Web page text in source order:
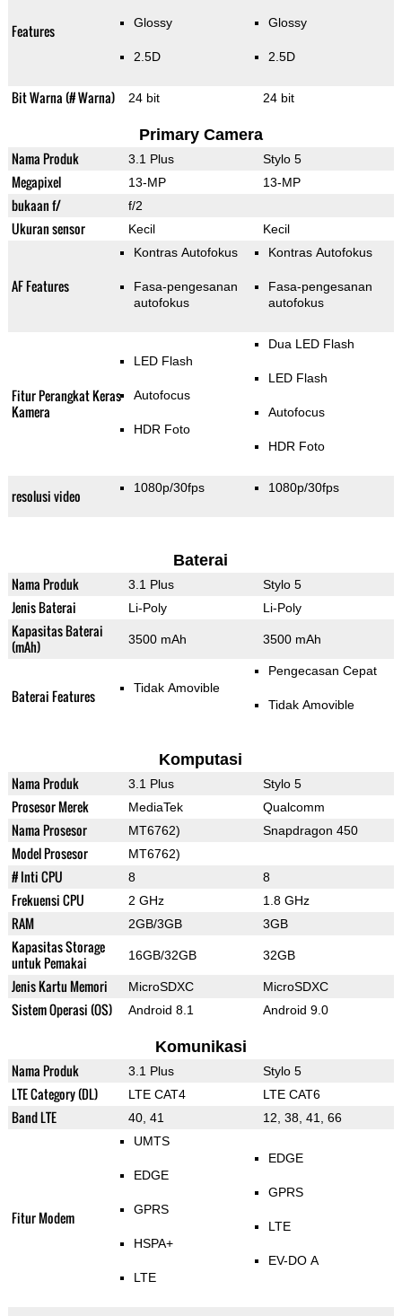
Features Glossy
2.5D
Glossy
2.5D
Bit Warna (# Warna) 24 bit 24 bit
Primary Camera
Nama Produk 3.1 Plus Stylo 5
Megapixel 13-MP 13-MP
bukaan f/ f/2
Ukuran sensor Kecil Kecil
AF Features
Kontras Autofokus
Fasa-pengesanan
autofokus
Kontras Autofokus
Fasa-pengesanan
autofokus
Fitur Perangkat Keras
Kamera
LED Flash
Autofocus
HDR Foto
Dua LED Flash
LED Flash
Autofocus
HDR Foto
resolusi video 1080p/30fps 1080p/30fps
Baterai
Nama Produk 3.1 Plus Stylo 5
Jenis Baterai Li-Poly Li-Poly
Kapasitas Baterai
(mAh)
3500 mAh 3500 mAh
Baterai Features Tidak Amovible
Pengecasan Cepat
Tidak Amovible
Komputasi
Nama Produk 3.1 Plus Stylo 5
Prosesor Merek MediaTek Qualcomm
Nama Prosesor MT6762) Snapdragon 450
Model Prosesor MT6762)
# Inti CPU 8 8
Frekuensi CPU 2 GHz 1.8 GHz
RAM 2GB/3GB 3GB
Kapasitas Storage
untuk Pemakai
16GB/32GB 32GB
Jenis Kartu Memori MicroSDXC MicroSDXC
Sistem Operasi (OS) Android 8.1 Android 9.0
Komunikasi
Nama Produk 3.1 Plus Stylo 5
LTE Category (DL) LTE CAT4 LTE CAT6
Band LTE 40, 41 12, 38, 41, 66
Fitur Modem
UMTS
EDGE
GPRS
HSPA+
LTE
EDGE
GPRS
LTE
EV-DO A